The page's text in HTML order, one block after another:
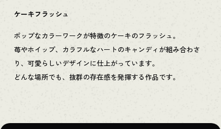
ケーキフラッシュ
ポップなカラーワークが特徴のケーキのフラッシュ。
苺やホイップ、カラフルなハートのキャンディが組み合わさ
り、可愛らしいデザインに仕上がっています。
どんな場所でも、抜群の存在感を発揮する作品です。